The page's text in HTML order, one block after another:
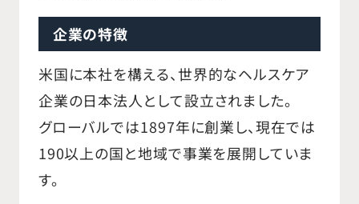
企業の特徴
米国に本社を構える、世界的なヘルスケア
企業の日本法人として設立されました。
グローバルでは1897年に創業し、現在では
190以上の国と地域で事業を展開していま
す。